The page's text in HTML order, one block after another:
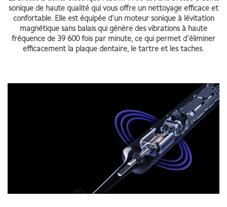
sonique de haute qualité qui vous offre un nettoyage efficace et
confortable. Elle est équipée d'un moteur sonique à lévitation
magnétique sans balais qui génère des vibrations à haute
fréquence de 39 600 fois par minute, ce qui permet d'éliminer
efficacement la plaque dentaire, le tartre et les taches.